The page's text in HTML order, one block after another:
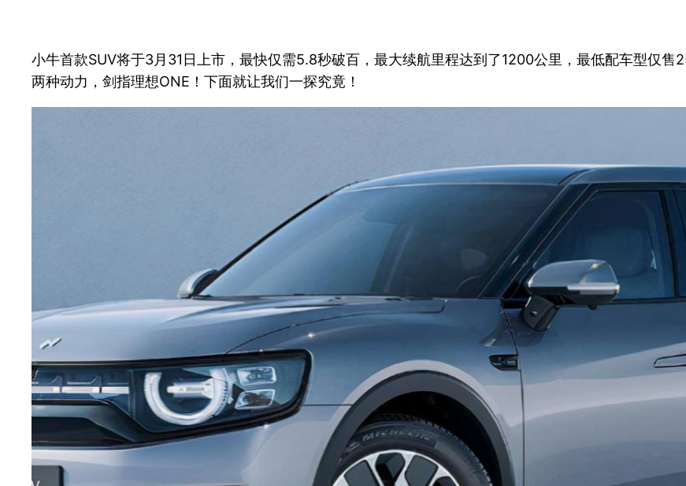
小牛首款SUV将于3月31日上市，最快仅需5.8秒破百，最大续航里程达到了1200公里，最低配车型仅
两种动力，剑指理想ONE！下面就让我们一探究竟！